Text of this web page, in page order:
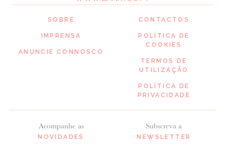
SOBRE
IMPRENSA
ANUNCIE CONNOSCO
Acompanhe as
NOVIDADES
Subscreva a
NEWSLETTER
CONTACTOS
POLÍTICA DE
COOKIES
TERMOS DE
UTILIZAÇÃO
POLÍTICA DE
PRIVACIDADE